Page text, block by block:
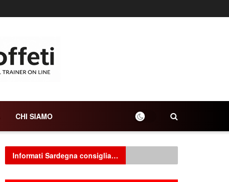
CHI SIAMO
Informati Sardegna consiglia…